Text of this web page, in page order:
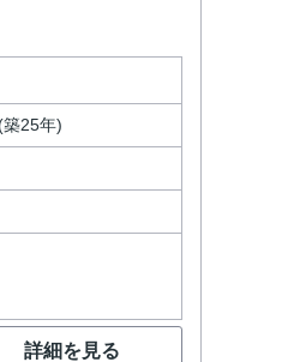
25年)
詳細を見る